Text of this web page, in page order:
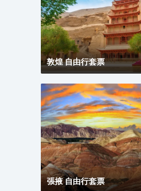
敦煌 自由行套票
張掖 自由行套票